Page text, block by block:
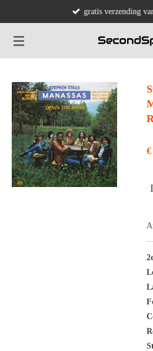
naar
de
gratis verzending
€